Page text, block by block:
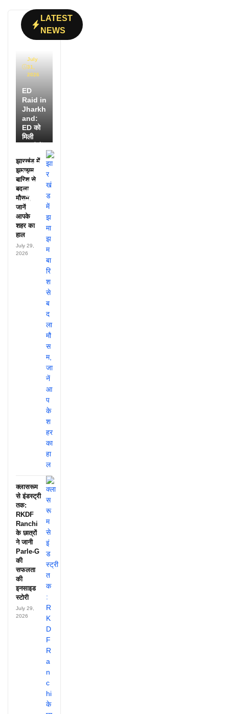
LATEST
NEWS
July
31,
2026
ED
Raid in
Jharkh
and:
ED को
मिली
25
अफसरों
के नाम,
हर महीने
पहुंचते थे
लाखों!
झारखंड में
झमाझम
बारिश से
बदला
मौसम,
जानें
आपके
शहर का
हाल
July 29,
2026
क्लासरूम
से इंडस्ट्री
तक:
RKDF
Ranchi
के छात्रों
ने जानी
Parle-G
की
सफलता
की
इनसाइड
स्टोरी
July 29,
2026